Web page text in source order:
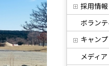
採用情
ボラン
キャン
メディ